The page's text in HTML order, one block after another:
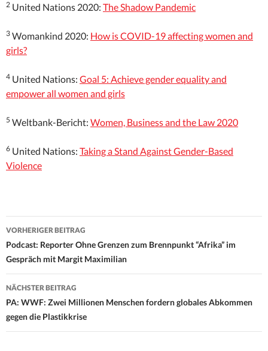
2 United Nations 2020: The Shadow Pandemic
3 Womankind 2020: How is COVID-19 affecting women and
girls?
4 United Nations: Goal 5: Achieve gender equality and
empower all women and girls
5 Weltbank-Bericht: Women, Business and the Law 2020
6 United Nations: Taking a Stand Against Gender-Based
Violence
Beitrags-
Navigation
VORHERIGER BEITRAG
Podcast: Reporter Ohne Grenzen zum Brennpunkt “Afrika” im
Gespräch mit Margit Maximilian
NÄCHSTER BEITRAG
PA: WWF: Zwei Millionen Menschen fordern globales Abkommen
gegen die Plastikkrise